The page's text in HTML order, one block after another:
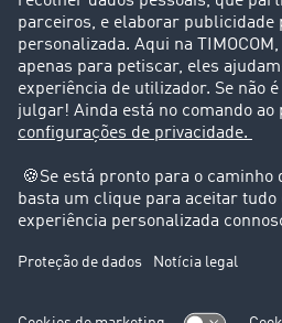
Suporte
Suporte
Avisos legais
Ficha técnica
Condições Gerais